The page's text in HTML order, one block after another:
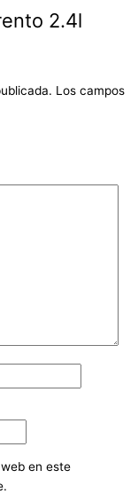
2.4l
Los campos
en este